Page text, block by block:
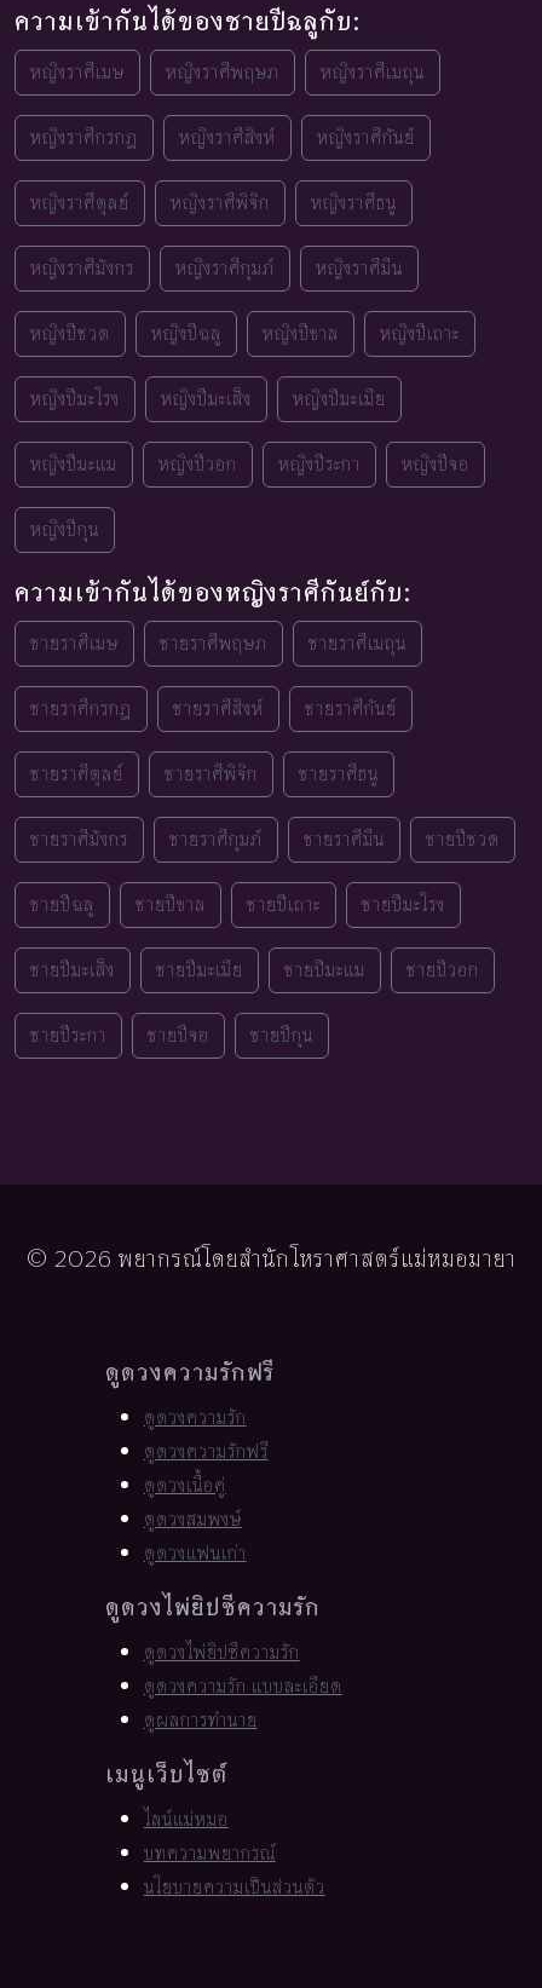
ความเข้ากันได้ของชายปีฉลูกับ:
หญิงราศีเมษ หญิงราศีพฤษภ หญิงราศีเมถุน
หญิงราศีกรกฎ หญิงราศีสิงห์ หญิงราศีกันย์
หญิงราศีตุลย์ หญิงราศีพิจิก หญิงราศีธนู
หญิงราศีมังกร หญิงราศีกุมภ์ หญิงราศีมีน
หญิงปีชวด หญิงปีฉลู หญิงปีขาล หญิงปีเถาะ
หญิงปีมะโรง หญิงปีมะเส็ง หญิงปีมะเมีย
หญิงปีมะแม หญิงปีวอก หญิงปีระกา หญิงปีจอ
หญิงปีกุน
ความเข้ากันได้ของหญิงราศีกันย์กับ:
ชายราศีเมษ ชายราศีพฤษภ ชายราศีเมถุน
ชายราศีกรกฎ ชายราศีสิงห์ ชายราศีกันย์
ชายราศีตุลย์ ชายราศีพิจิก ชายราศีธนู
ชายราศีมังกร ชายราศีกุมภ์ ชายราศีมีน ชายปีชวด
ชายปีฉลู ชายปีขาล ชายปีเถาะ ชายปีมะโรง
ชายปีมะเส็ง ชายปีมะเมีย ชายปีมะแม ชายปีวอก
ชายปีระกา ชายปีจอ ชายปีกุน
© 2026 พยากรณ์โดยสำนักโหราศาสตร์แม่หมอมายา
ดูดวงความรักฟรี
ดูดวงความรัก
ดูดวงความรักฟรี
ดูดวงเนื้อคู่
ดูดวงสมพงษ์
ดูดวงแฟนเก่า
ดูดวงไพ่ยิปซีความรัก
ดูดวงไพ่ยิปซีความรัก
ดูดวงความรัก แบบละเอียด
ดูผลการทำนาย
เมนูเว็บไซต์
ไลน์แม่หมอ
บทความพยากรณ์
นโยบายความเป็นส่วนตัว